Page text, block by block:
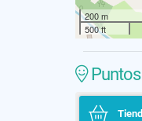
200 m
500 ft
Puntos